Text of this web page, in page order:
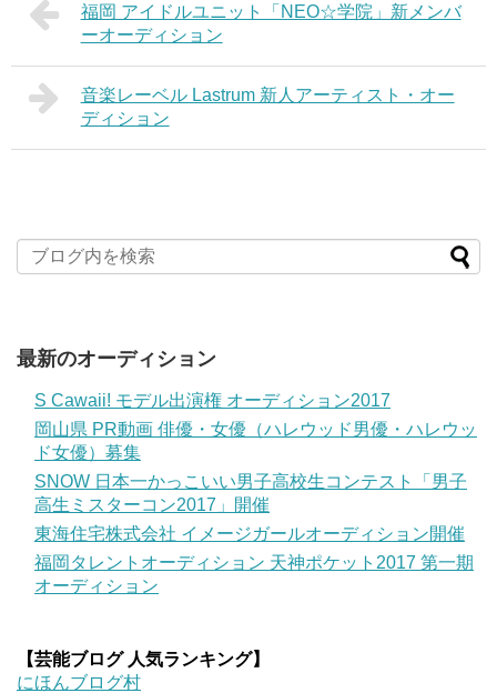
福岡 アイドルユニット「NEO☆学院」新メンバ
ーオーディション
音楽レーベル Lastrum 新人アーティスト・オー
ディション
最新のオーディション
S Cawaii! モデル出演権 オーディション2017
岡山県 PR動画 俳優・女優（ハレウッド男優・ハレウッ
ド女優）募集
SNOW 日本一かっこいい男子高校生コンテスト「男子
高生ミスターコン2017」開催
東海住宅株式会社 イメージガールオーディション開催
福岡タレントオーディション 天神ポケット2017 第一期
オーディション
【芸能ブログ 人気ランキング】
にほんブログ村